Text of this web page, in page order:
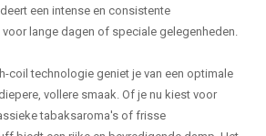
een intense en consistente
lange dagen of speciale gelegenheden.
coil technologie geniet je van een optimale
vollere smaak. Of je nu kiest voor
tabaksaroma's of frisse